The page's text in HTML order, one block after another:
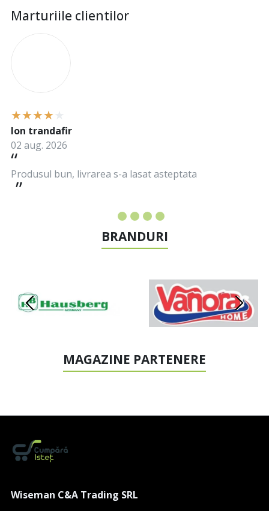
Marturiile clientilor
Produsul bun, livrarea s-a lasat asteptata
Ion trandafir
02 aug. 2026
BRANDURI
MAGAZINE PARTENERE
Wiseman C&A Trading SRL